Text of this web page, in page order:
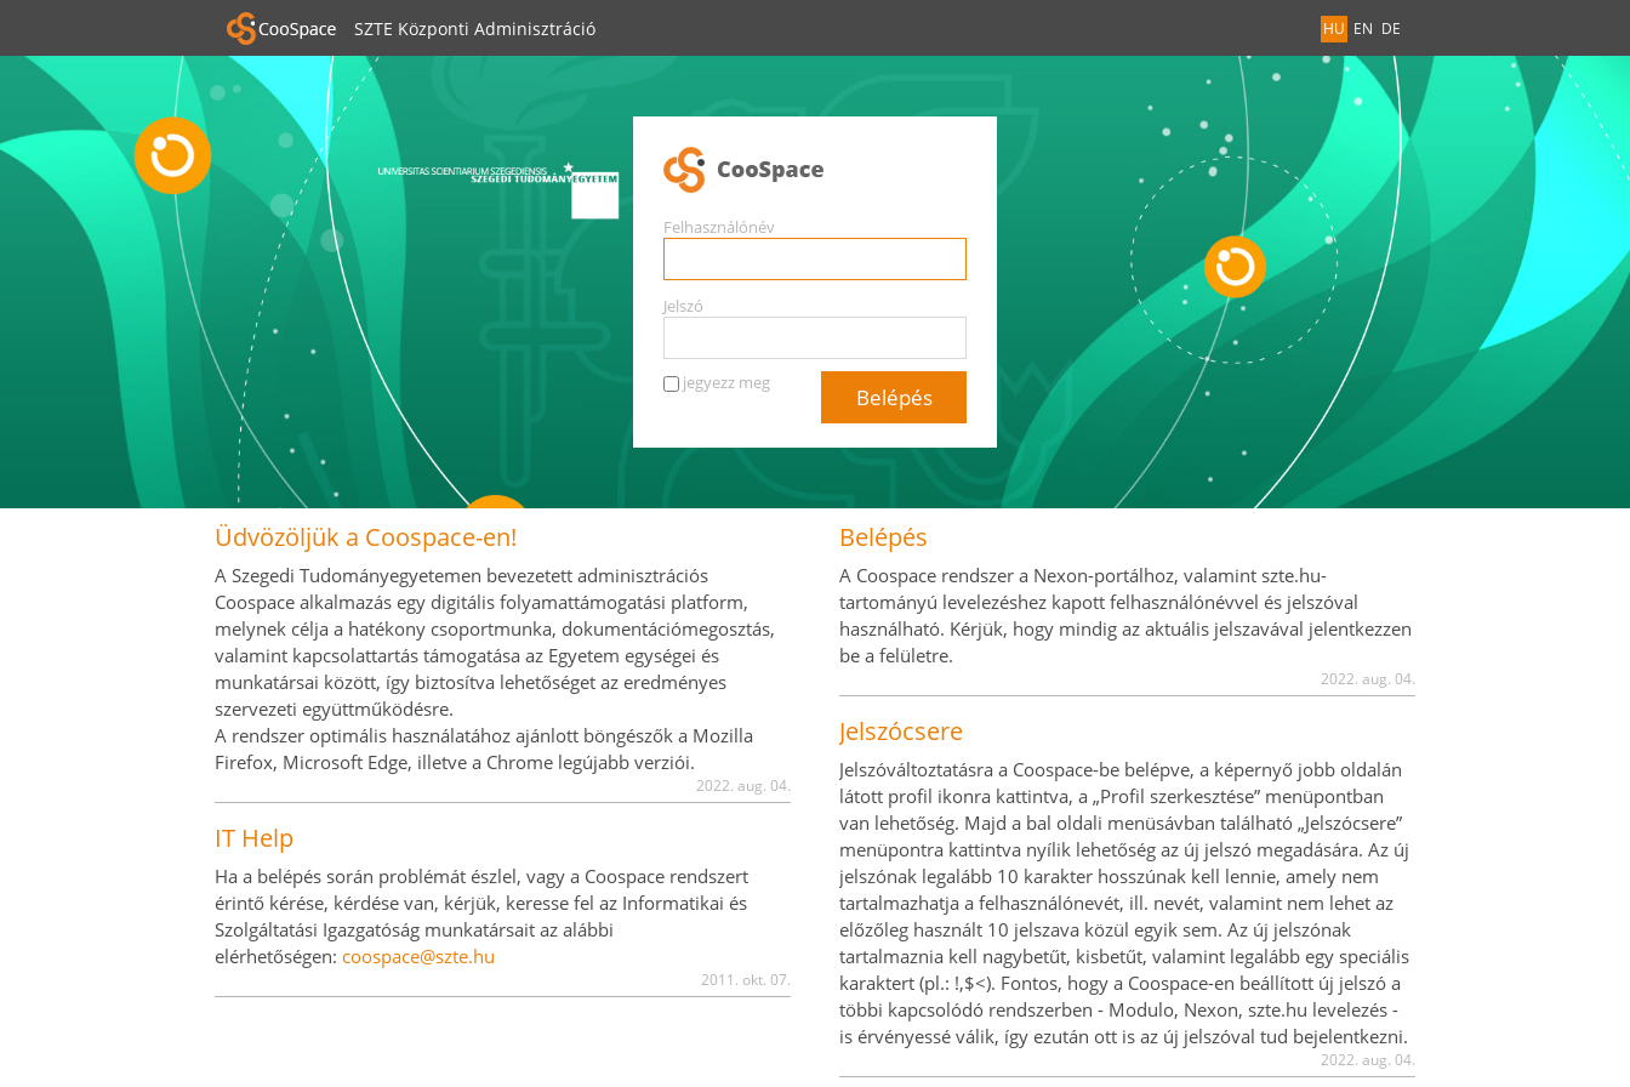
HU EN DE
SZTE Központi Adminisztráció
Felhasználónév
Jelszó
jegyezz meg
Üdvözöljük a Coospace-en!
A Szegedi Tudományegyetemen bevezetett adminisztrációs
Coospace alkalmazás egy digitális folyamattámogatási platform,
melynek célja a hatékony csoportmunka, dokumentációmegosztás,
valamint kapcsolattartás támogatása az Egyetem egységei és
munkatársai között, így biztosítva lehetőséget az eredményes
szervezeti együttműködésre.
A rendszer optimális használatához ajánlott böngészők a Mozilla
Firefox, Microsoft Edge, illetve a Chrome legújabb verziói.
2022. aug. 04.
IT Help
Ha a belépés során problémát észlel, vagy a Coospace rendszert
érintő kérése, kérdése van, kérjük, keresse fel az Informatikai és
Szolgáltatási Igazgatóság munkatársait az alábbi
elérhetőségen: coospace@szte.hu
2011. okt. 07.
Belépés
A Coospace rendszer a Nexon-portálhoz, valamint szte.hu-
tartományú levelezéshez kapott felhasználónévvel és jelszóval
használható. Kérjük, hogy mindig az aktuális jelszavával jelentkezzen
be a felületre.
2022. aug. 04.
Jelszócsere
Jelszóváltoztatásra a Coospace-be belépve, a képernyő jobb oldalán
látott profil ikonra kattintva, a „Profil szerkesztése” menüpontban
van lehetőség. Majd a bal oldali menüsávban található „Jelszócsere”
menüpontra kattintva nyílik lehetőség az új jelszó megadására. Az új
jelszónak legalább 10 karakter hosszúnak kell lennie, amely nem
tartalmazhatja a felhasználónevét, ill. nevét, valamint nem lehet az
előzőleg használt 10 jelszava közül egyik sem. Az új jelszónak
tartalmaznia kell nagybetűt, kisbetűt, valamint legalább egy speciális
karaktert (pl.: !,$<). Fontos, hogy a Coospace-en beállított új jelszó a
többi kapcsolódó rendszerben - Modulo, Nexon, szte.hu levelezés -
is érvényessé válik, így ezután ott is az új jelszóval tud bejelentkezni.
2022. aug. 04.